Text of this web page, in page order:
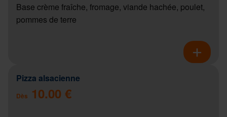
Base crème fraîche, fromage, viande hachée, poulet,
pommes de terre
Pizza alsacienne
Dès 10.00 €